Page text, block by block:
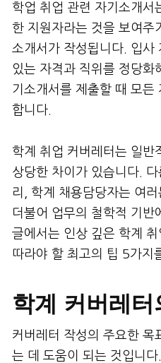
학업 취업 관련 자기소개서
한 지원자라는 것을 보여주
소개서가 작성됩니다. 입사
있는 자격과 직위를 정당화
기소개서를 제출할 때 모든
합니다.
학계 취업 커버레터는 일반
상당한 차이가 있습니다.
리, 학계 채용담당자는 여
더불어 업무의 철학적 기반
글에서는 인상 깊은 학계
따라야 할 최고의 팁 5가지
학계 커버레
커버레터 작성의 주요한 목
는 데 도움이 되는 것입니